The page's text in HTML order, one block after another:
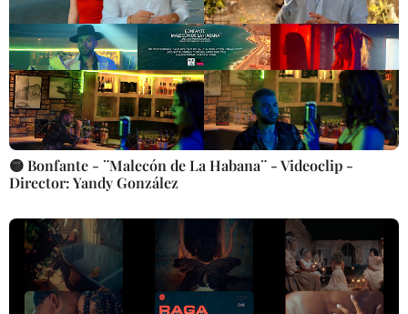
🟡 Bonfante - ¨Malecón de La Habana¨ - Videoclip -
Director: Yandy González